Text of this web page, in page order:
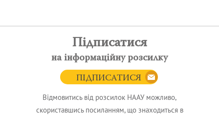
Підписатися
на інформаційну розсилку
ПІДПИСАТИСЯ
Відмовитись від розсилок НААУ можливо,
скориставшись посиланням, що знаходиться в